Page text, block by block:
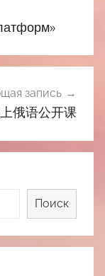
запись
俄语公开课
Поиск